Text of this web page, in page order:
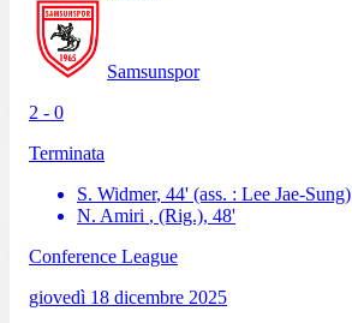
Samsunspor
2 - 0
Terminata
S. Widmer, 44' (ass. : Lee Jae-Sung)
N. Amiri , (Rig.), 48'
Conference League
giovedì 18 dicembre 2025